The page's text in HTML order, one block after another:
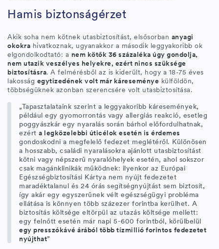
Hamis biztonságérzet
Akik soha nem kötnek utasbiztosítást, elsősorban anyagi
okokra hivatkoznak, ugyanakkor a második leggyakoribb ok
elgondolkodtató: a nem kötők 36 százaléka úgy gondolja,
nem utazik veszélyes helyekre, ezért nincs szüksége
biztosításra. A felmérésből az is kiderült, hogy a 18-75 éves
lakosság egytizedének volt már káreseménye külföldön,
többségüknek azonban szerencsére volt utasbiztosítása.
„Tapasztalataink szerint a leggyakoribb káresemények,
például egy gyomorrontás vagy allergiás reakció, esetleg
poggyászkár egy nyaralás során bárhol előfordulhatnak,
ezért a legközelebbi úticélok esetén is érdemes
gondoskodni a megfelelő fedezet meglétéről. Különösen
a hosszabb, családi nyaralásokra ajánlott utasbiztosítást
kötni vagy népszerű nyaralóhelyek esetén, ahol sokszor
csak magánklinikák működnek: ilyenkor az Európai
Egészségbiztosítási Kártya nem nyújt fedezetet
maradéktalanul és 24 órás segítségnyújtást sem biztosít,
így akár egy egyszerűnek vélt egészségügyi probléma
ellátása is könnyen több százezer forintba kerülhet. A
biztosítás költsége eltörpül az utazás költsége mellett:
egy felnőtt esetén már napi 5-600 forintból, körülbelül
egy presszókávé árából több tízmillió forintos fedezetet
nyújthat”